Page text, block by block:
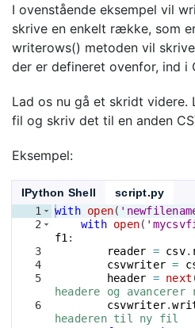
I ovenstående eksempel vil
skrive en enkelt række, som
writerows() metoden vil
der er defineret ovenfor, ind i
Lad os nu gå et skridt
fil og skriv det til en anden
Eksempel:
IPython Shell
script.py
1
2
3
4
5
6
with open(
with open(
f1 :
reader = csv.
csvwriter =
header = next
headere og avancerer
csvwriter.
headeren til ny fil